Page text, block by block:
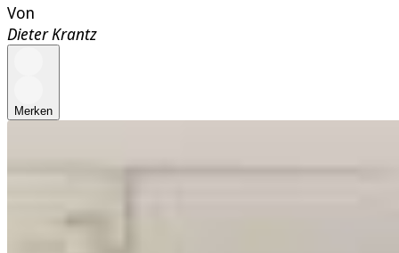
Von
Dieter Krantz
Merken